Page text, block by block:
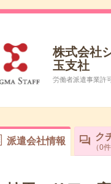
株式会社
玉支社
労働者派遣事業許
派遣会社情報 ク
0件